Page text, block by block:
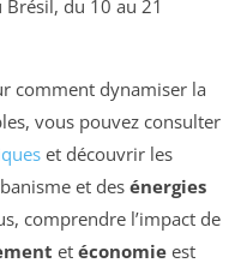
du 10 au 21
comment dynamiser la
vous pouvez consulter
et découvrir les
et des énergies
comprendre l’impact de
et économie est